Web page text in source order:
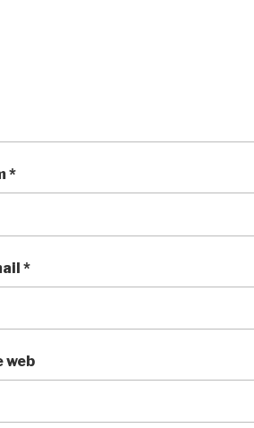
*
*
web